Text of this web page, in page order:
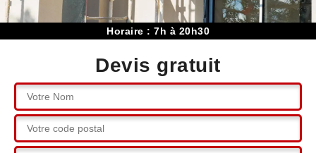
Horaire : 7h à 20h30
Devis gratuit